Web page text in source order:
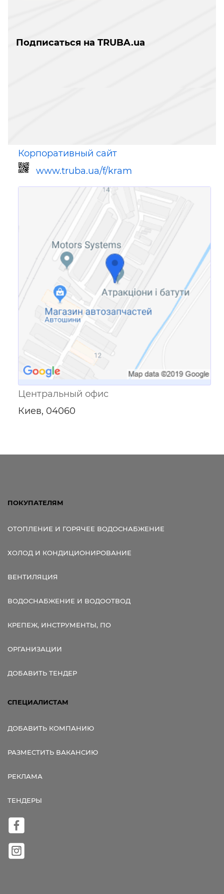
Подписаться на TRUBA.ua
Корпоративный сайт
www.truba.ua/f/kram
Ссылка для мобильных устройств
Центральный офис
Киев, 04060
ПОКУПАТЕЛЯМ
ОТОПЛЕНИЕ И ГОРЯЧЕЕ ВОДОСНАБЖЕНИЕ
ХОЛОД И КОНДИЦИОНИРОВАНИЕ
ВЕНТИЛЯЦИЯ
ВОДОСНАБЖЕНИЕ И ВОДООТВОД
КРЕПЕЖ, ИНСТРУМЕНТЫ, ПО
ОРГАНИЗАЦИИ
ДОБАВИТЬ ТЕНДЕР
СПЕЦИАЛИСТАМ
ДОБАВИТЬ КОМПАНИЮ
РАЗМЕСТИТЬ ВАКАНСИЮ
РЕКЛАМА
ТЕНДЕРЫ